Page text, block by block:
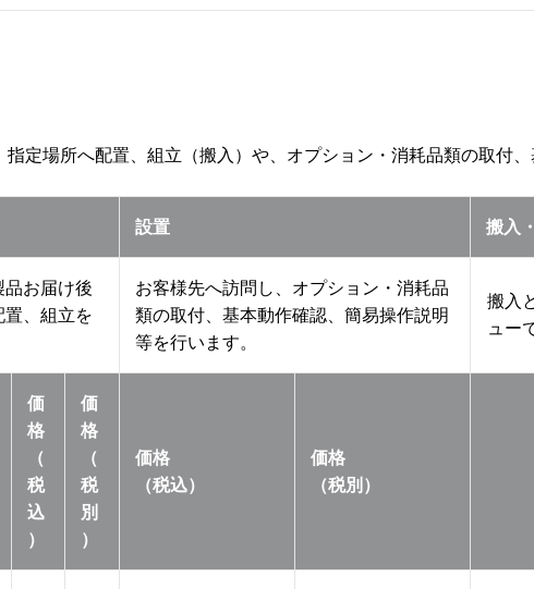
定場所へ配置、組立（搬入）や、オプション・消耗品類の取付
設置 搬入
品お届け後
、組立を
お客様先へ訪問し、オプション・消耗品
類の取付、基本動作確認、簡易操作説明
等を行います。
搬入
ュー
価
格
（
税
込
）
価
格
（
税
別
）
価格
（税込）
価格
（税別）